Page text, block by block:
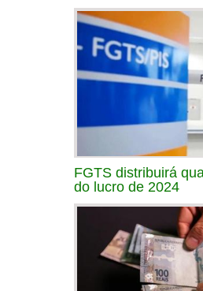
FGTS distribuirá
do lucro de 2024